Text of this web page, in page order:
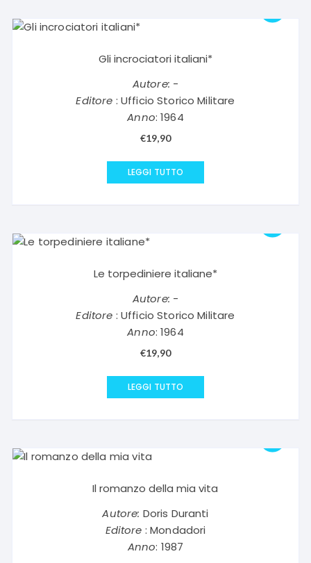
Gli incrociatori italiani*
Autore: -
Editore : Ufficio Storico Militare
Anno: 1964
€19,90
LEGGI TUTTO
Le torpediniere italiane*
Autore: -
Editore : Ufficio Storico Militare
Anno: 1964
€19,90
LEGGI TUTTO
Il romanzo della mia vita
Autore: Doris Duranti
Editore : Mondadori
Anno: 1987